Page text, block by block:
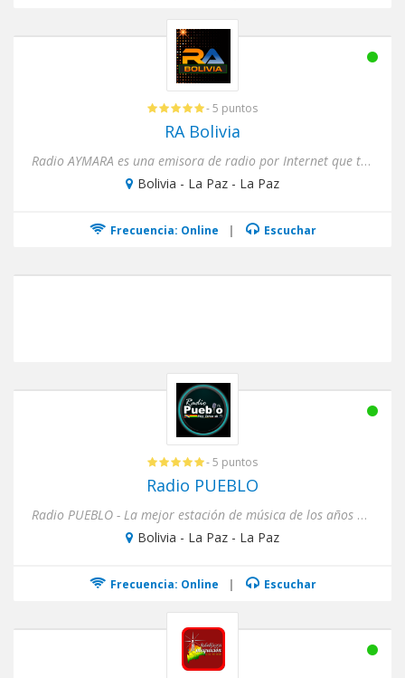
- 5 puntos
RA Bolivia
Radio AYMARA es una emisora de radio por Internet que transmite cultura, entretenimiento e información veraz y oport...
Bolivia - La Paz - La Paz
Frecuencia: Online | Escuchar
- 5 puntos
Radio PUEBLO
Radio PUEBLO - La mejor estación de música de los años 80´s, 90´s y lo más sonado de la actualidad, con informa...
Bolivia - La Paz - La Paz
Frecuencia: Online | Escuchar